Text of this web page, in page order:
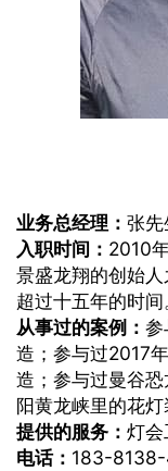
业务总经理： 张先
入职时间： 2010
景盛龙翔的创始
超过十五年的时间
从事过的案例： 参
造；参与过2017
造；参与过曼谷
阳黄龙峡里的花灯
提供的服务： 灯会
电话： 183-8138-